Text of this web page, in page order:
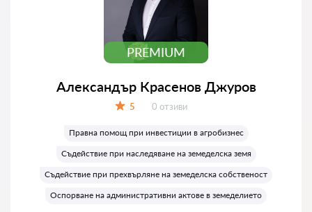
PREMIUM
Александър Красенов Джуров
5 Отзиви:
0 отзиви
Правна помощ при инвестиции в агробизнес
Съдействие при наследяване на земеделска земя
Съдействие при прехвърляне на земеделска собственост
Оспорване на административни актове в земеделието